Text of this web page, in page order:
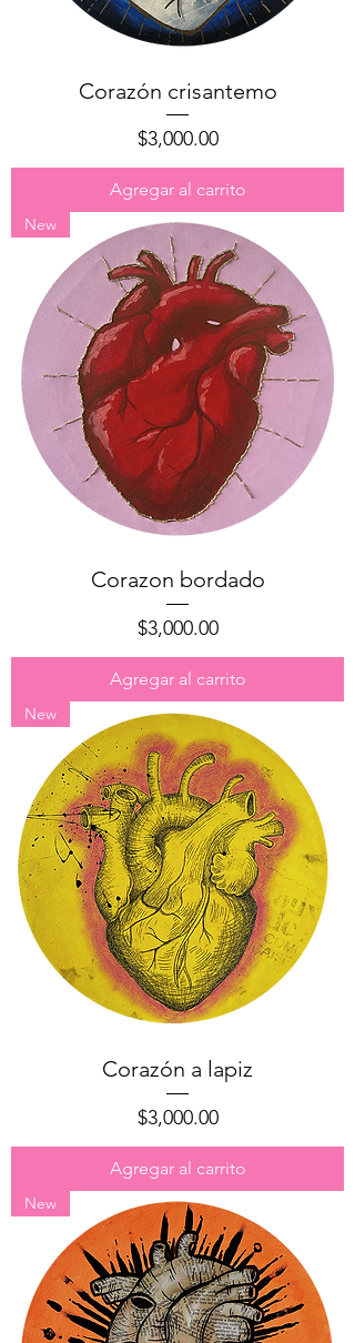
Corazón crisantemo
Precio
$3,000.00
Agregar al carrito
New
Corazon bordado
Precio
$3,000.00
Agregar al carrito
New
Corazón a lapiz
Precio
$3,000.00
Agregar al carrito
New